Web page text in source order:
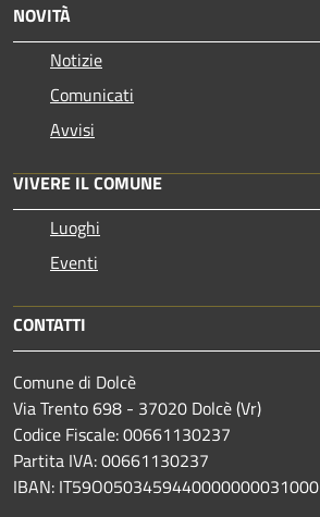
NOVITÀ
Notizie
Comunicati
Avvisi
VIVERE IL COMUNE
Luoghi
Eventi
CONTATTI
Comune di Dolcè
Via Trento 698 - 37020 Dolcè (Vr)
Codice Fiscale: 00661130237
Partita IVA: 00661130237
IBAN: IT59O0503459440000000031000